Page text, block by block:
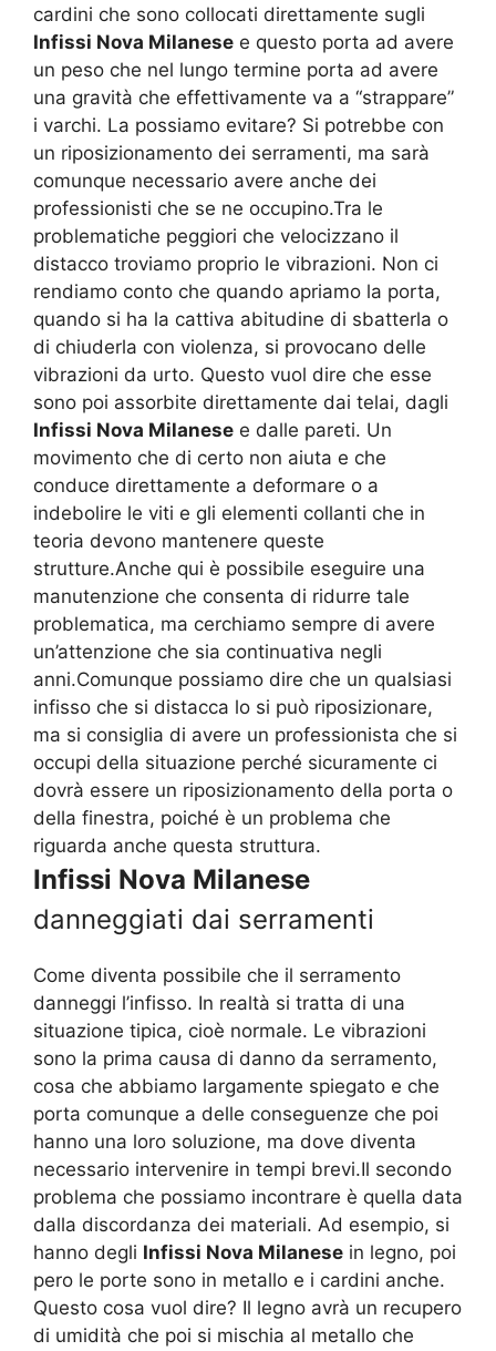
cardini che sono collocati direttamente sugli
Infissi Nova Milanese e questo porta ad avere
un peso che nel lungo termine porta ad avere
una gravità che effettivamente va a “strappare”
i varchi. La possiamo evitare? Si potrebbe con
un riposizionamento dei serramenti, ma sarà
comunque necessario avere anche dei
professionisti che se ne occupino.Tra le
problematiche peggiori che velocizzano il
distacco troviamo proprio le vibrazioni. Non ci
rendiamo conto che quando apriamo la porta,
quando si ha la cattiva abitudine di sbatterla o
di chiuderla con violenza, si provocano delle
vibrazioni da urto. Questo vuol dire che esse
sono poi assorbite direttamente dai telai, dagli
Infissi Nova Milanese e dalle pareti. Un
movimento che di certo non aiuta e che
conduce direttamente a deformare o a
indebolire le viti e gli elementi collanti che in
teoria devono mantenere queste
strutture.Anche qui è possibile eseguire una
manutenzione che consenta di ridurre tale
problematica, ma cerchiamo sempre di avere
un’attenzione che sia continuativa negli
anni.Comunque possiamo dire che un qualsiasi
infisso che si distacca lo si può riposizionare,
ma si consiglia di avere un professionista che si
occupi della situazione perché sicuramente ci
dovrà essere un riposizionamento della porta o
della finestra, poiché è un problema che
riguarda anche questa struttura.
Infissi Nova Milanese
danneggiati dai serramenti
Come diventa possibile che il serramento
danneggi l’infisso. In realtà si tratta di una
situazione tipica, cioè normale. Le vibrazioni
sono la prima causa di danno da serramento,
cosa che abbiamo largamente spiegato e che
porta comunque a delle conseguenze che poi
hanno una loro soluzione, ma dove diventa
necessario intervenire in tempi brevi.Il secondo
problema che possiamo incontrare è quella data
dalla discordanza dei materiali. Ad esempio, si
hanno degli Infissi Nova Milanese in legno, poi
pero le porte sono in metallo e i cardini anche.
Questo cosa vuol dire? Il legno avrà un recupero
di umidità che poi si mischia al metallo che